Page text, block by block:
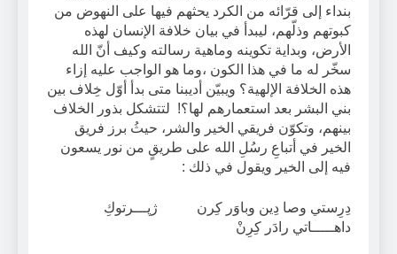
بنداء إلى قرّائه من الكرد يحثهم فيها على النهوض من
كبوتهم وذلّهم، ليبدأ في بيان خلافة الإنسان لهذه
الأرض، وبداية تكوينه وماهية رسالته وكيف أنّ الله
سخّر له ما في هذا الكون ،وما هو الواجب عليه إزاء
هذه الخلافة الإلهية؟ ويبيّن أديبنا متى بدأ أوّل خِلاف بين
بني البشر بعد استعمارهم لها؟! لتتشكل بذور الخلاف
بينهم، وتكوّن فريقي الخير والشر، حيثُ برز فريق
الخير في أتباعِ رسُلِ الله على طريقٍ من نور يسعون
فيه إلى الخير ويقول في ذلك :
دِرِستي وصا دِين وباوَر كِرن ژپـــرتوكِ
داهـــــاتي رادَر كِرِنْ